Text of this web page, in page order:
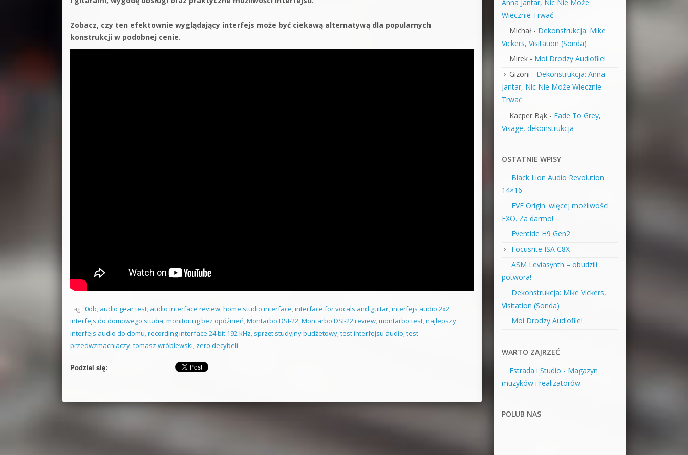
Zobacz, czy ten efektownie wyglądający interfejs może być ciekawą alternatywą dla popularnych
konstrukcji w podobnej cenie.
Tagi: 0db, audio gear test, audio interface review, home studio interface, interface for vocals and guitar, interfejs audio 2x2,
interfejs do domowego studia, monitoring bez opóźnień, Montarbo DSI-22, Montarbo DSI-22 review, montarbo test, najlepszy
interfejs audio do domu, recording interface 24 bit 192 kHz, sprzęt studyjny budżetowy, test interfejsu audio, test
przedwzmacniaczy, tomasz wróblewski, zero decybeli
Podziel się:
Anna Jantar, Nic Nie Może
Wiecznie Trwać
Michał- Dekonstrukcja: Mike
Vickers, Visitation (Sonda)
Mirek- Moi Drodzy Audiofile!
Gizoni - Dekonstrukcja: Anna
Jantar, Nic Nie Może Wiecznie
Trwać
Kacper Bąk- Fade To Grey,
Visage, dekonstrukcja
OSTATNIE WPISY
Black Lion Audio Revolution
14×16
EVE Origin: więcej możliwości
EXO. Za darmo!
Eventide H9 Gen2
Focusrite ISA C8X
ASM Leviasynth – obudzili
potwora!
Dekonstrukcja: Mike Vickers,
Visitation (Sonda)
Moi Drodzy Audiofile!
WARTO ZAJRZEĆ
Estrada i Studio - Magazyn
muzyków i realizatorów
POLUB NAS